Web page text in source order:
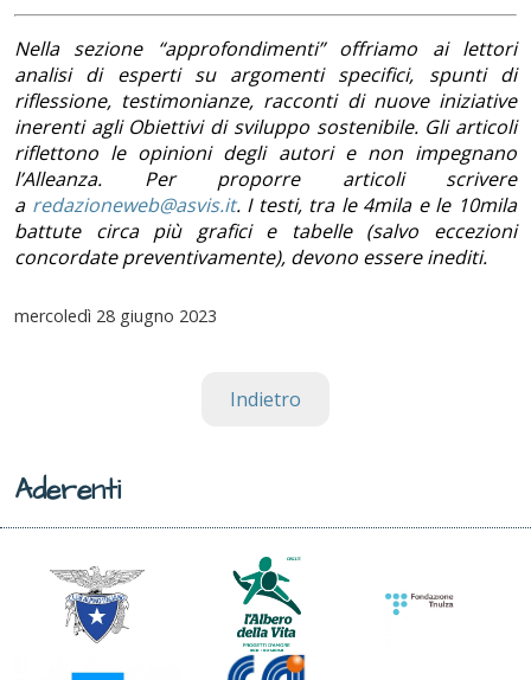
Nella sezione “approfondimenti” offriamo ai lettori
analisi di esperti su argomenti specifici, spunti di
riflessione, testimonianze, racconti di nuove iniziative
inerenti agli Obiettivi di sviluppo sostenibile. Gli articoli
riflettono le opinioni degli autori e non impegnano
l’Alleanza. Per proporre articoli scrivere
a redazioneweb@asvis.it. I testi, tra le 4mila e le 10mila
battute circa più grafici e tabelle (salvo eccezioni
concordate preventivamente), devono essere inediti.
mercoledì 28 giugno 2023
Indietro
Aderenti